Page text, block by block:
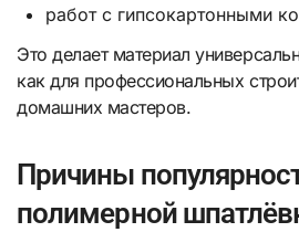
работ с гипсокартонными
Это делает материал
как для профессиональных
домашних мастеров.
Причины
полимерной